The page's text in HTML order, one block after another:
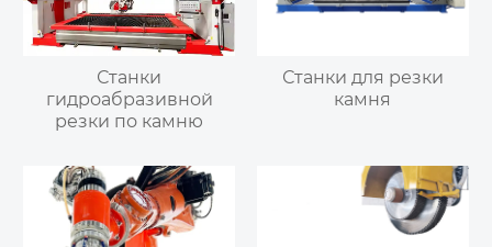
Станки
гидроабразивной
резки по камню
Станки для резки
камня